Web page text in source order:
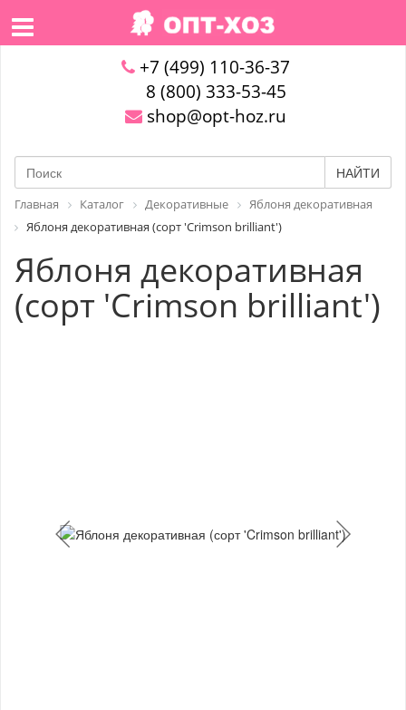
+7 (499) 110-36-37
8 (800) 333-53-45
shop@opt-hoz.ru
НАЙТИ
Главная Каталог Декоративные
Яблоня декоративная
Яблоня декоративная (сорт 'Crimson brilliant')
Яблоня декоративная
(сорт 'Crimson brilliant')